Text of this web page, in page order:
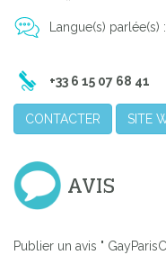
Langue(s)
+33 6 15 07 68 41
CONTACTER SITE
AVIS
Publier un avis "